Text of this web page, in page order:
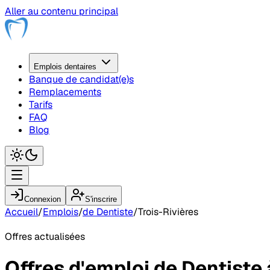
Aller au contenu principal
Emplois dentaires
Banque de candidat(e)s
Remplacements
Tarifs
FAQ
Blog
Connexion S'inscrire
Accueil/Emplois/de Dentiste/Trois-Rivières
Offres actualisées